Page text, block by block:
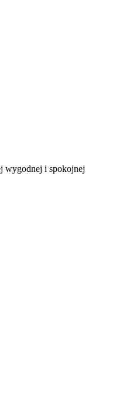
wygodnej i spokojnej